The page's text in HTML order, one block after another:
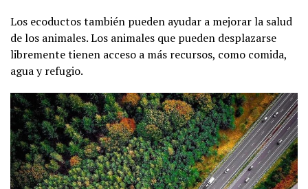
Los ecoductos también pueden ayudar a mejorar la salud
de los animales. Los animales que pueden desplazarse
libremente tienen acceso a más recursos, como comida,
agua y refugio.